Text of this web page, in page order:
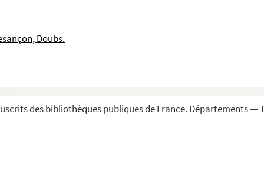
Doubs.
des bibliothèques publiques de France. Départements —
espagnoles, pièces relatives à la Toison d'or
roy d'Espagne »
don Carlos V